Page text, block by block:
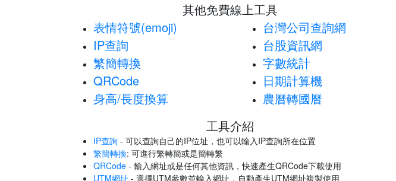
其他免費線上工具
表情符號(emoji)
IP查詢
繁簡轉換
QRCode
身高/長度換算
台灣公司查詢網
台股資訊網
字數統計
日期計算機
農曆轉國曆
工具介紹
IP查詢 - 可以查詢自己的IP位址，也可以輸入IP查詢所在位置
繁簡轉換: 可進行繁轉簡或是簡轉繁
QRCode - 輸入網址或是任何其他資訊，快速產生QRCode下載使用
UTM網址 - 選擇UTM參數並輸入網址，自動產生UTM網址複製使用